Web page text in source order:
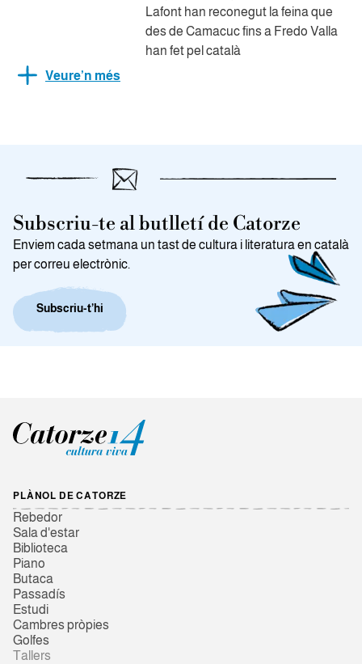
Lafont han reconegut la feina que
des de Camacuc fins a Fredo Valla
han fet pel català
Veure’n més
Subscriu-te al butlletí de Catorze
Enviem cada setmana un tast de cultura i literatura en català
per correu electrònic.
Subscriu-t’hi
PLÀNOL DE CATORZE
Rebedor
Sala d'estar
Biblioteca
Piano
Butaca
Passadís
Estudi
Cambres pròpies
Golfes
Tallers